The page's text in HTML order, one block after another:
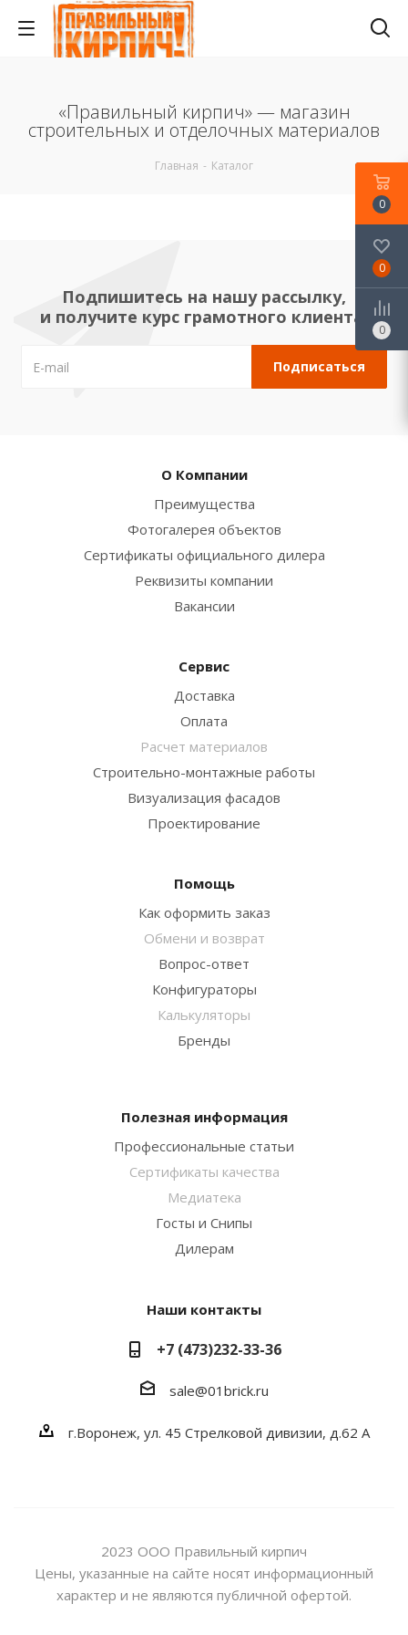
«Правильный кирпич» — магазин
строительных и отделочных материалов
Главная - Каталог
Подпишитесь на нашу рассылку,
и получите курс грамотного клиента!
О Компании
Преимущества
Фотогалерея объектов
Сертификаты официального дилера
Реквизиты компании
Вакансии
Сервис
Доставка
Оплата
Расчет материалов
Строительно-монтажные работы
Визуализация фасадов
Проектирование
Помощь
Как оформить заказ
Обмени и возврат
Вопрос-ответ
Конфигураторы
Калькуляторы
Бренды
Полезная информация
Профессиональные статьи
Сертификаты качества
Медиатека
Госты и Снипы
Дилерам
Наши контакты
+7 (473)232-33-36
sale@01brick.ru
г.Воронеж, ул. 45 Стрелковой дивизии, д.62 А
2023 ООО Правильный кирпич
Цены, указанные на сайте носят информационный
характер и не являются публичной офертой.
0
0
0